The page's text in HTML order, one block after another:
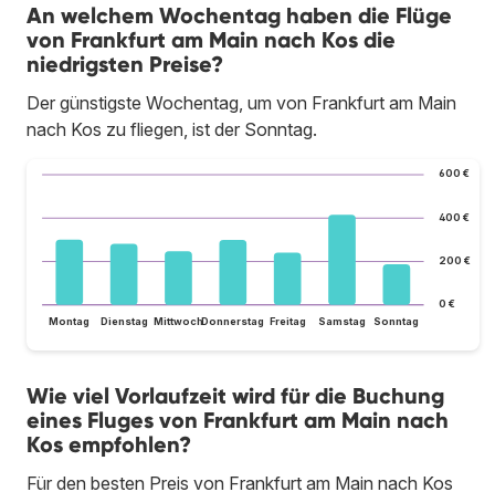
An welchem Wochentag haben die Flüge
von Frankfurt am Main nach Kos die
niedrigsten Preise?
Der günstigste Wochentag, um von Frankfurt am Main
nach Kos zu fliegen, ist der Sonntag.
0 €
200 €
400 €
600 €
Montag Dienstag MittwochDonnerstag Freitag Samstag Sonntag
Wie viel Vorlaufzeit wird für die Buchung
eines Fluges von Frankfurt am Main nach
Kos empfohlen?
Für den besten Preis von Frankfurt am Main nach Kos